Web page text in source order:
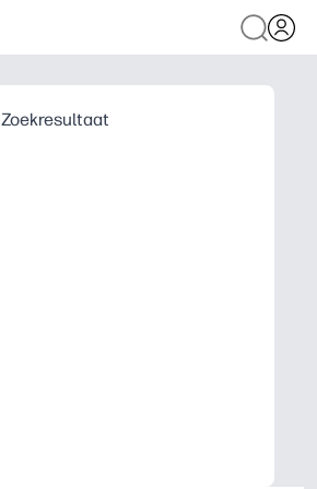
Zoekresultaat